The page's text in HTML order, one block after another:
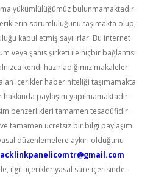
yükümlülüğümüz bulunmamaktadır.
sorumluluğunu taşımakta olup,
kabul etmiş sayılırlar. Bu internet
veya şahıs şirketi ile hiçbir bağlantısı
kendi hazırladığımız makaleler
içerikler haber niteliği taşımamakta
paylaşım yapılmamaktadır.
benzerlikleri tamamen tesadüfidir.
tamamen ücretsiz bir bilgi paylaşım
düzenlemelere aykırı olduğunu
ilgili içerikler yasal süre içerisinde